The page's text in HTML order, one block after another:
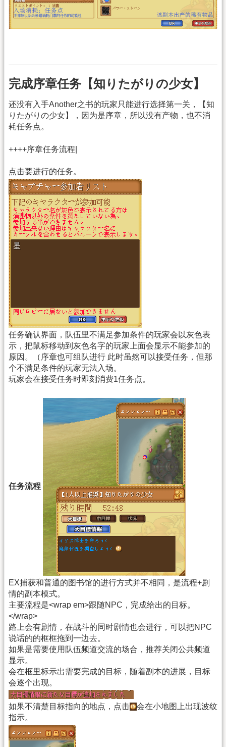
完成序章任务【知りたがりの少女】
还没有入手Another之书的玩家只能进行选择第一关，【知
りたがりの少女】，因为是序章，所以没有产物，也不消
耗任务点。
++++序章任务流程|
点击要进行的任务。
任务确认界面，队伍里不满足参加条件的玩家会以灰色表
示，把鼠标移动到灰色名字的玩家上面会显示不能参加的
原因。（序章也可组队进行 此时虽然可以接受任务，但那
个不满足条件的玩家无法入场。
玩家会在接受任务时即刻消费1任务点。
任务流程
EX捕获和普通的图书馆的进行方式并不相同，是流程+剧
情的副本模式。
主要流程是<wrap em>跟随NPC，完成给出的目标。
</wrap>
路上会有剧情，在战斗的同时剧情也会进行，可以把NPC
说话的的框框拖到一边去。
如果是需要使用队伍频道交流的场合，推荐关闭公共频道
显示。
会在框里标示出需要完成的目标，随着副本的进展，目标
会逐个出现。
如果不清楚目标指向的地点，点击
会在小地图上出现波纹
指示。